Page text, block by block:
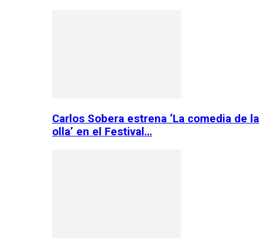
Carlos Sobera estrena ‘La comedia de la
olla’ en el Festival…